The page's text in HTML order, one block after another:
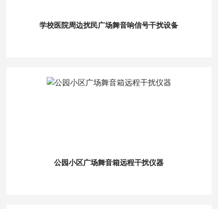
学校医院周边扰民广场舞音响信号干扰设备
公园小区广场舞音箱远程干扰仪器